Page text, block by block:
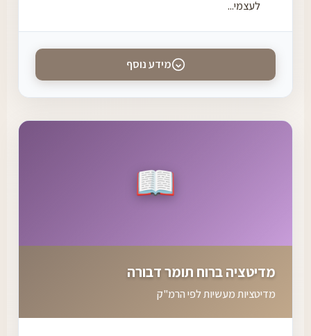
לעצמי...
מידע נוסף
📖
מדיטציה ברוח תומר דבורה
מדיטציות מעשיות לפי הרמ"ק